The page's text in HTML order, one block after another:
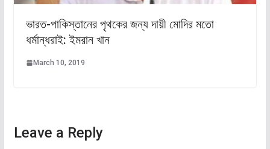
ভারত-পাকিস্তানের পৃথকের জন্য দায়ী মোদির মতো
ধর্মান্ধরাই: ইমরান খান
March 10, 2019
Leave a Reply